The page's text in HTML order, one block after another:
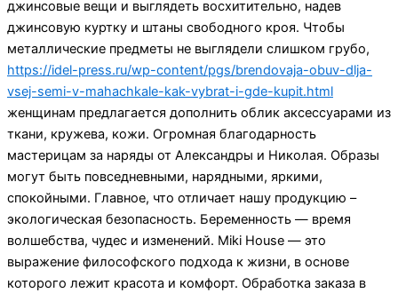
джинсовые вещи и выглядеть восхитительно, надев
джинсовую куртку и штаны свободного кроя. Чтобы
металлические предметы не выглядели слишком грубо,
https://idel-press.ru/wp-content/pgs/brendovaja-obuv-dlja-
vsej-semi-v-mahachkale-kak-vybrat-i-gde-kupit.html
женщинам предлагается дополнить облик аксессуарами из
ткани, кружева, кожи. Огромная благодарность
мастерицам за наряды от Александры и Николая. Образы
могут быть повседневными, нарядными, яркими,
спокойными. Главное, что отличает нашу продукцию –
экологическая безопасность. Беременность — время
волшебства, чудес и изменений. Miki House — это
выражение философского подхода к жизни, в основе
которого лежит красота и комфорт. Обработка заказа в